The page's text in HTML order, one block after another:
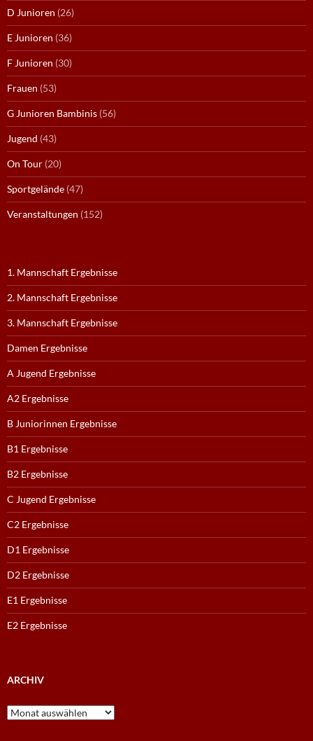
D Junioren (26)
E Junioren (36)
F Junioren (30)
Frauen (53)
G Junioren Bambinis (56)
Jugend (43)
On Tour (20)
Sportgelände (47)
Veranstaltungen (152)
1. Mannschaft Ergebnisse
2. Mannschaft Ergebnisse
3. Mannschaft Ergebnisse
Damen Ergebnisse
A Jugend Ergebnisse
A2 Ergebnisse
B Juniorinnen Ergebnisse
B1 Ergebnisse
B2 Ergebnisse
C Jugend Ergebnisse
C2 Ergebnisse
D1 Ergebnisse
D2 Ergebnisse
E1 Ergebnisse
E2 Ergebnisse
ARCHIV
Archiv